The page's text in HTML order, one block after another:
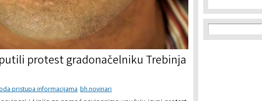
protest gradonačelniku Trebinja
pristupa informacijama bh.novinari
Search
Search